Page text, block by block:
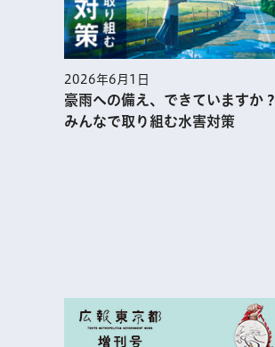
2026年6月1日
豪雨への備え、できていますか？
みんなで取り組む水害対策